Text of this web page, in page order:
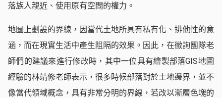
落族人親近、使用原有空間的權力。
地圖上劃設的界線，因當代土地所具有私有化、排他性的意
涵，而在現實生活中產生阻隔的效果。因此，在徵詢團隊老
師們的建議來進行修改時，其中一位具有繪製部落GIS地圖
經驗的林靖修老師表示，很多時候部落對於土地邊界，並不
像當代領域概念，具有非常分明的界線，若改以漸層色塊的